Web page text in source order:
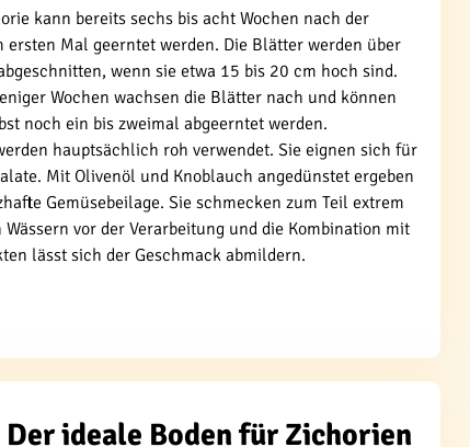
kann bereits sechs bis acht Wochen nach der
ersten Mal geerntet werden. Die Blätter werden über
wenn sie etwa 15 bis 20 cm hoch sind.
Wochen wachsen die Blätter nach und können
noch ein bis zweimal abgeerntet werden.
hauptsächlich roh verwendet. Sie eignen sich für
Mit Olivenöl und Knoblauch angedünstet ergeben
Gemüsebeilage. Sie schmecken zum Teil extrem
vor der Verarbeitung und die Kombination mit
lässt sich der Geschmack abmildern.
Der ideale Boden für Zichorien